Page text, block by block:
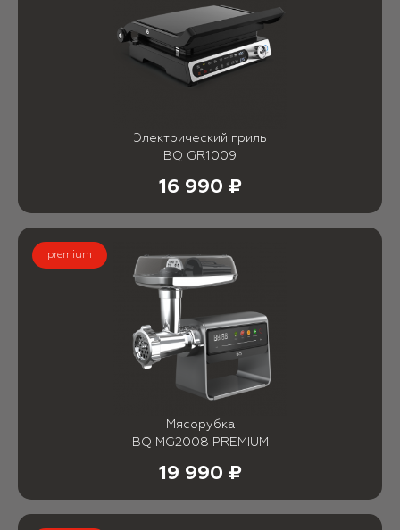
Электрический гриль
BQ GR1009
16 990 ₽
premium
Мясорубка
BQ MG2008 PREMIUM
19 990 ₽